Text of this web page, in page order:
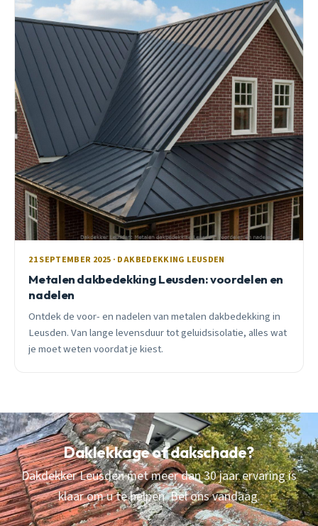
21 SEPTEMBER 2025 · DAKBEDEKKING LEUSDEN
Metalen dakbedekking Leusden: voordelen en
nadelen
Ontdek de voor- en nadelen van metalen dakbedekking in
Leusden. Van lange levensduur tot geluidsisolatie, alles wat
je moet weten voordat je kiest.
Daklekkage of dakschade?
Dakdekker Leusden met meer dan 30 jaar ervaring is
klaar om u te helpen. Bel ons vandaag.